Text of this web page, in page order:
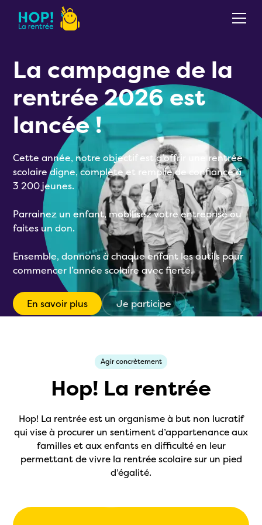
La campagne de la
rentrée 2026 est
lancée !
Cette année, notre objectif est d’offrir une rentrée
scolaire digne, complète et remplie de confiance à
3 200 jeunes.
Parrainez un enfant, mobilisez votre entreprise ou
faites un don.
Ensemble, donnons à chaque enfant les outils pour
commencer l’année scolaire avec fierté.
En savoir plus Je participe
Agir concrètement
Hop! La rentrée
Hop! La rentrée est un organisme à but non lucratif
qui vise à procurer un sentiment d’appartenance aux
familles et aux enfants en difficulté en leur
permettant de vivre la rentrée scolaire sur un pied
d’égalité.